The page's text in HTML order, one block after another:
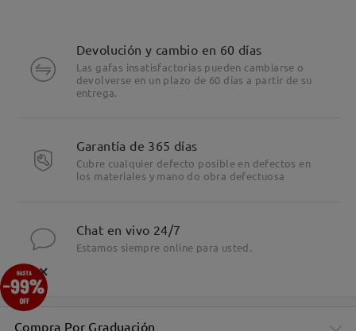
Devolución y cambio en 60 días
Las gafas insatisfactorias pueden cambiarse o
devolverse en un plazo de 60 días a partir de su
entrega.
Garantía de 365 días
Cubre cualquier defecto posible en defectos en
los materiales y mano do obra defectuosa
Chat en vivo 24/7
Estamos siempre online para usted.
Compra Por Graduación
×